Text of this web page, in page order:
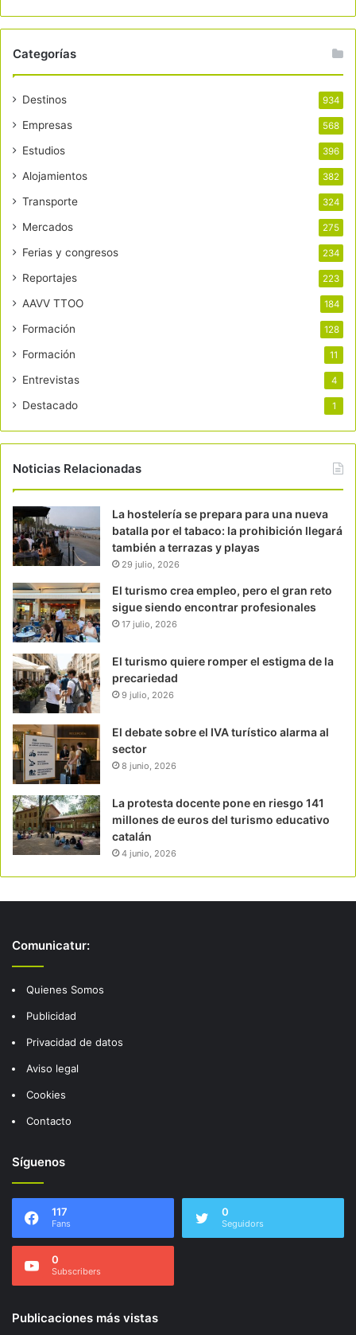
Categorías
Destinos 934
Empresas 568
Estudios 396
Alojamientos 382
Transporte 324
Mercados 275
Ferias y congresos 234
Reportajes 223
AAVV TTOO 184
Formación 128
Formación 11
Entrevistas 4
Destacado 1
Noticias Relacionadas
La hostelería se prepara para una nueva
batalla por el tabaco: la prohibición llegará
también a terrazas y playas
29 julio, 2026
El turismo crea empleo, pero el gran reto
sigue siendo encontrar profesionales
17 julio, 2026
El turismo quiere romper el estigma de la
precariedad
9 julio, 2026
El debate sobre el IVA turístico alarma al
sector
8 junio, 2026
La protesta docente pone en riesgo 141
millones de euros del turismo educativo
catalán
4 junio, 2026
Comunicatur:
Quienes Somos
Publicidad
Privacidad de datos
Aviso legal
Cookies
Contacto
Síguenos
117
Fans
0
Seguidors
0
Subscribers
Publicaciones más vistas